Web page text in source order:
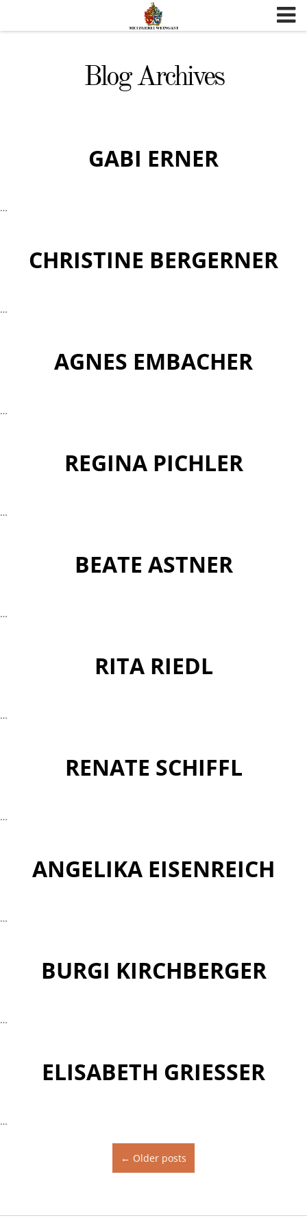
Blog Archives
GABI ERNER
…
CHRISTINE BERGERNER
…
AGNES EMBACHER
…
REGINA PICHLER
…
BEATE ASTNER
…
RITA RIEDL
…
RENATE SCHIFFL
…
ANGELIKA EISENREICH
…
BURGI KIRCHBERGER
…
ELISABETH GRIESSER
…
← Older posts